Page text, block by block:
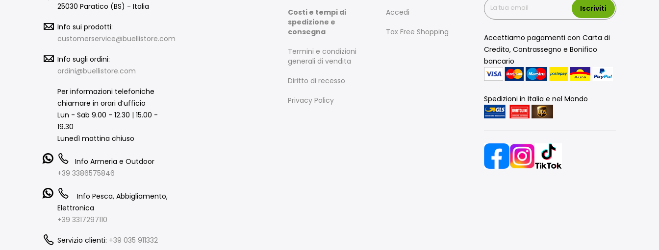
25030 Paratico (BS) - Italia
Info sui prodotti:
customerservice@buellistore.com
Info sugli ordini:
ordini@buellistore.com
Per informazioni telefoniche
chiamare in orari d’ufficio
Lun - Sab 9.00 - 12.30 | 15.00 -
19.30
Lunedì mattina chiuso
Info Armeria e Outdoor
+39 3386575846
Info Pesca, Abbigliamento,
Elettronica
+39 3317297110
Servizio clienti: +39 035 911332
Costi e tempi di
spedizione e
consegna
Termini e condizioni
generali di vendita
Diritto di recesso
Privacy Policy
Accedi
Tax Free Shopping
Iscriviti
Accettiamo pagamenti con Carta di
Credito, Contrassegno e Bonifico
bancario
Spedizioni in Italia e nel Mondo